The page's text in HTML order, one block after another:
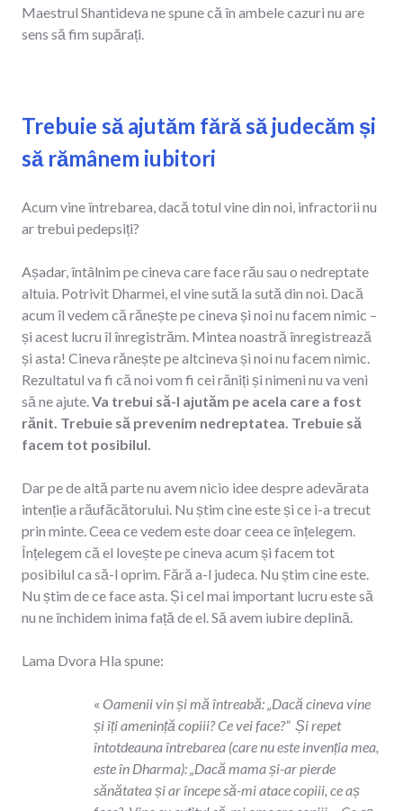
Maestrul Shantideva ne spune că în ambele cazuri nu are
sens să fim supărați.
Trebuie să ajutăm fără să judecăm și
să rămânem iubitori
Acum vine întrebarea, dacă totul vine din noi, infractorii nu
ar trebui pedepsiți?
Așadar, întâlnim pe cineva care face rău sau o nedreptate
altuia. Potrivit Dharmei, el vine sută la sută din noi. Dacă
acum îl vedem că rănește pe cineva și noi nu facem nimic –
și acest lucru îl înregistrăm. Mintea noastră înregistrează
și asta! Cineva rănește pe altcineva și noi nu facem nimic.
Rezultatul va fi că noi vom fi cei răniți și nimeni nu va veni
să ne ajute.Va trebui să-l ajutăm pe acela care a fost
rănit. Trebuie să prevenim nedreptatea. Trebuie să
facem tot posibilul.
Dar pe de altă parte nu avem nicio idee despre adevărata
intenție a răufăcătorului. Nu știm cine este și ce i-a trecut
prin minte. Ceea ce vedem este doar ceea ce înțelegem.
Înțelegem că el lovește pe cineva acum și facem tot
posibilul ca să-l oprim. Fără a-l judeca. Nu știm cine este.
Nu știm de ce face asta. Și cel mai important lucru este să
nu ne închidem inima față de el. Să avem iubire deplină.
Lama Dvora Hla spune:
« Oamenii vin și mă întreabă: „Dacă cineva vine
și îți amenință copiii? Ce vei face?” Și repet
întotdeauna întrebarea (care nu este invenția mea,
este în Dharma): „Dacă mama și-ar pierde
sănătatea și ar începe să-mi atace copiii, ce aș